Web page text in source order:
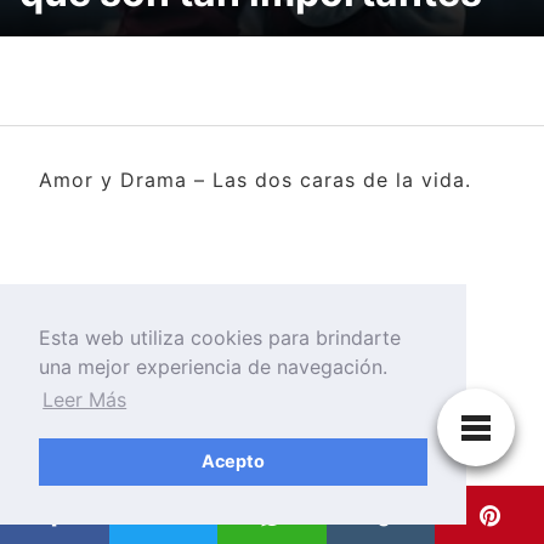
Amor y Drama – Las dos caras de la vida.
Esta web utiliza cookies para brindarte
una mejor experiencia de navegación.
Leer Más
Acepto